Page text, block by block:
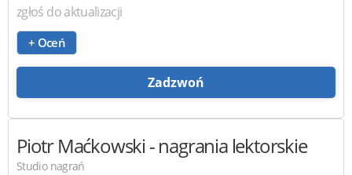
zgłoś do aktualizacji
+ Oceń
Zadzwoń
Piotr Maćkowski- nagrania lektorskie
Studio nagrań